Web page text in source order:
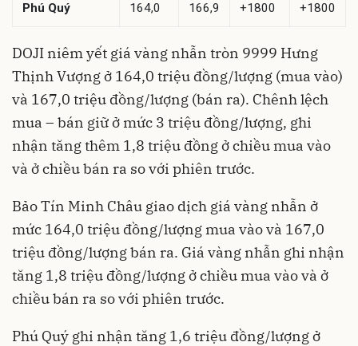
Phú Quý 164,0 166,9 +1800 +1800
DOJI niêm yết giá vàng nhẫn tròn 9999 Hưng
Thịnh Vượng ở 164,0 triệu đồng/lượng (mua vào)
và 167,0 triệu đồng/lượng (bán ra). Chênh lệch
mua – bán giữ ở mức 3 triệu đồng/lượng, ghi
nhận tăng thêm 1,8 triệu đồng ở chiều mua vào
và ở chiều bán ra so với phiên trước.
Bảo Tín Minh Châu giao dịch giá vàng nhẫn ở
mức 164,0 triệu đồng/lượng mua vào và 167,0
triệu đồng/lượng bán ra. Giá vàng nhẫn ghi nhận
tăng 1,8 triệu đồng/lượng ở chiều mua vào và ở
chiều bán ra so với phiên trước.
Phú Quý ghi nhận tăng 1,6 triệu đồng/lượng ở